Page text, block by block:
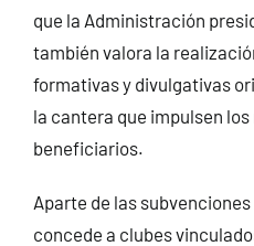
que la Administración
también valora la
formativas y divulgativas
la cantera que impulsen
beneficiarios.
Aparte de las
concede a clubes